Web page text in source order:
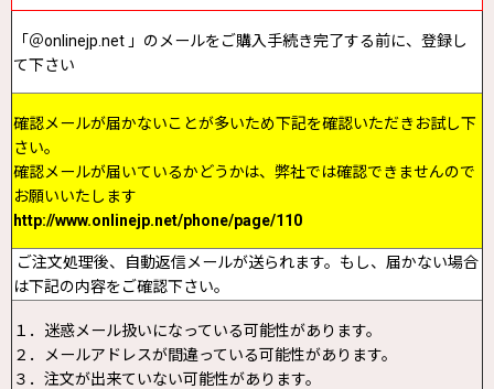
「＠onlinejp.net 」のメールをご購入手続き完了する前に、登録し
て下さい
確認メールが届かないことが多いため下記を確認いただきお試し下
さい。
確認メールが届いているかどうかは、弊社では確認できませんので
お願いいたします
http://www.onlinejp.net/phone/page/110
ご注文処理後、自動返信メールが送られます。もし、届かない場合
は下記の内容をご確認下さい。
１．迷惑メール扱いになっている可能性があります。
２．メールアドレスが間違っている可能性があります。
３．注文が出来ていない可能性があります。